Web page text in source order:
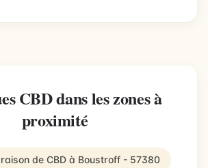
CBD dans les zones à
proximité
de CBD à Boustroff - 57380